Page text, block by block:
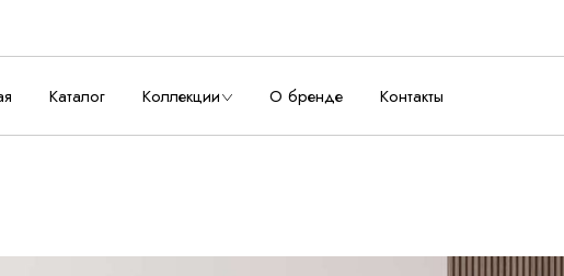
Каталог Коллекции О бренде Контакты